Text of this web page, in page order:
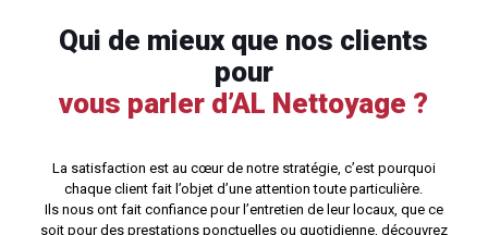
Qui de mieux que nos clients
pour
vous parler d’AL Nettoyage ?
La satisfaction est au cœur de notre stratégie, c’est pourquoi
chaque client fait l’objet d’une attention toute particulière.
Ils nous ont fait confiance pour l’entretien de leur locaux, que ce
soit pour des prestations ponctuelles ou quotidienne, découvrez